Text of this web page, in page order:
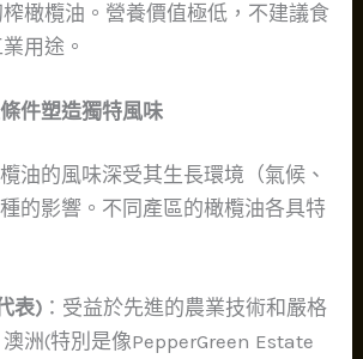
橄欖油。營養價值極低，不建議食
用途。
件塑造獨特風味
油的風味深受其生長環境（氣候、
的影響。不同產區的橄欖油各具特
表) ：受益於先進的農業技術和嚴格
洲(特別是像PepperGreen Estate